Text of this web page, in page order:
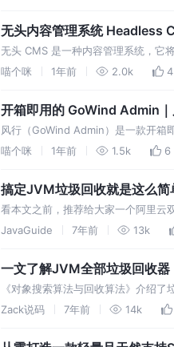
无头内容管理系统 Headless
无头 CMS 是一种内容管理系统，它
需要在 Web、移动和数字媒体平台上
喵个咪 1年前 2.0k 4
开箱即用的 GoWind Admin
风行（GoWind Admin）是一款开箱
喵个咪
1年前 1.5k 6
搞定JVM垃圾回收就是这么简
看本文之前，推荐给大家一个阿里云
如果觉得这单纯是广告的话，你可
JavaGuide 7年前 13k
一文了解JVM全部垃圾回收器
《对象搜索算法与回收算法》介绍
都是采用分代收集的，不同的区域用
Zack说码 7年前 14k